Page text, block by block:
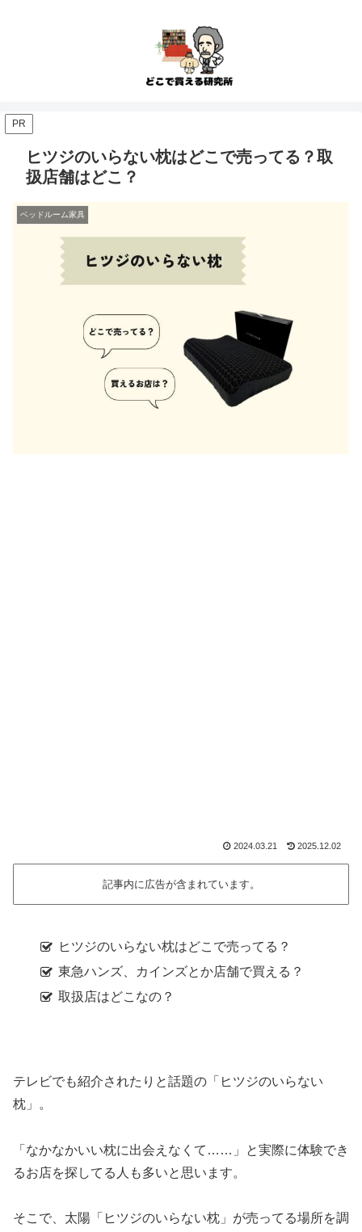
PR
ヒツジのいらない枕はどこで売ってる？取
扱店舗はどこ？
ベッドルーム家具
2024.03.21 2025.12.02
記事内に広告が含まれています。
ヒツジのいらない枕はどこで売ってる？
東急ハンズ、カインズとか店舗で買える？
取扱店はどこなの？
テレビでも紹介されたりと話題の「ヒツジのいらない
枕」。
「なかなかいい枕に出会えなくて……」と実際に体験でき
るお店を探してる人も多いと思います。
そこで、太陽「ヒツジのいらない枕」が売ってる場所を調